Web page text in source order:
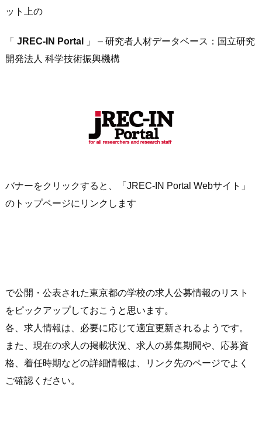
ット上の
「 JREC-IN Portal
」 – 研究者人材データベース：国立研究
開発法人 科学技術振興機構
バナーをクリックすると、「JREC-IN Portal Webサイト」
のトップページにリンクします
で公開・公表された東京都の学校の求人公募情報のリスト
をピックアップしておこうと思います。
各、求人情報は、必要に応じて適宜更新されるようです。
また、現在の求人の掲載状況、求人の募集期間や、応募資
格、着任時期などの詳細情報は、リンク先のページでよく
ご確認ください。